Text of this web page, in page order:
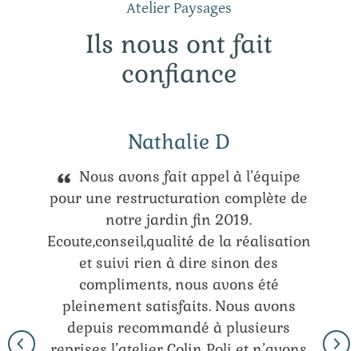
Atelier Paysages
Ils nous ont fait
confiance
Nathalie D
Nous avons fait appel à l’équipe
pour une restructuration complète de
notre jardin fin 2019.
Ecoute,conseil,qualité de la réalisation
et suivi rien à dire sinon des
compliments, nous avons été
pleinement satisfaits. Nous avons
depuis recommandé à plusieurs